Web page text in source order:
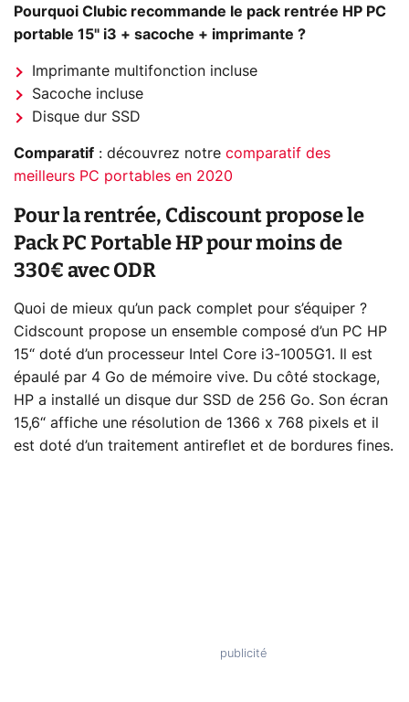
Pourquoi Clubic recommande le pack rentrée HP PC
portable 15" i3 + sacoche + imprimante ?
Imprimante multifonction incluse
Sacoche incluse
Disque dur SSD
Comparatif : découvrez notre comparatif des
meilleurs PC portables en 2020
Pour la rentrée, Cdiscount propose le
Pack PC Portable HP pour moins de
330€ avec ODR
Quoi de mieux qu’un pack complet pour s’équiper ?
Cidscount propose un ensemble composé d’un PC HP
15“ doté d’un processeur Intel Core i3-1005G1. Il est
épaulé par 4 Go de mémoire vive. Du côté stockage,
HP a installé un disque dur SSD de 256 Go. Son écran
15,6“ affiche une résolution de 1366 x 768 pixels et il
est doté d’un traitement antireflet et de bordures fines.